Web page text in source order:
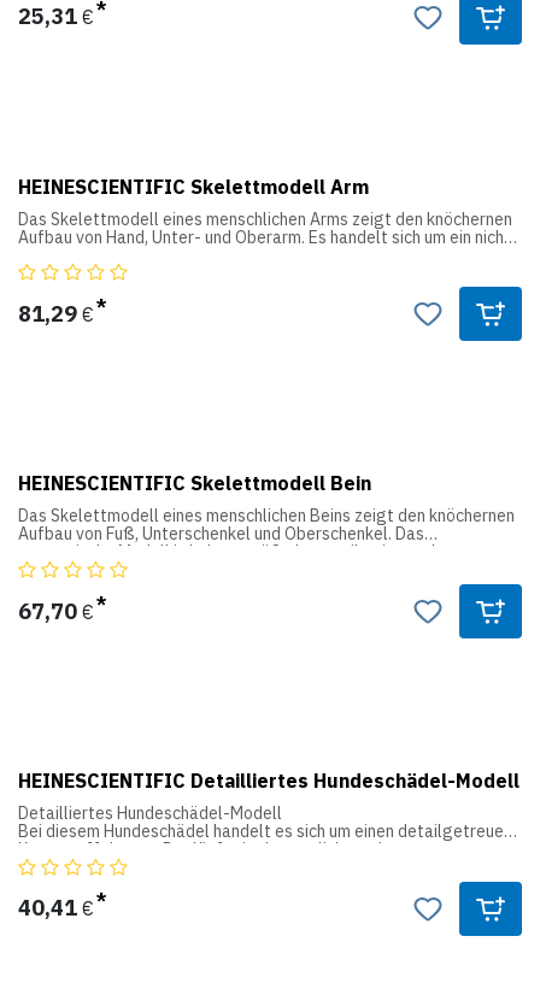
montiert und abnehmbar. Das Mini-Skelettmodell wird mit
passendem Stativ geliefert und ist ca. 42cm hoch.
25,31 €
HEINESCIENTIFIC Skelettmodell Arm
Das Skelettmodell eines menschlichen Arms zeigt den knöchernen
Aufbau von Hand, Unter- und Oberarm. Es handelt sich um ein nicht
Skelettmodell eines menschlichen Arms
Detaillierte Darstellung - ideal für den Einsatz in der Orthopädie
81,29 €
HEINESCIENTIFIC Skelettmodell Bein
Das Skelettmodell eines menschlichen Beins zeigt den knöchernen
Aufbau von Fuß, Unterschenkel und Oberschenkel. Das
anatomische Modell in Lebensgröße kann teilweise zerlegt
werden.
Produktdetails:
67,70 €
HEINESCIENTIFIC Detailliertes Hundeschädel-Modell
Detailliertes Hundeschädel-Modell
Bei diesem Hundeschädel handelt es sich um einen detailgetreuen
Kunststoffabguss. Der Kiefer ist beweglich, so dass
Bewegungsabläufe dargestellt werden können. Fest auf weißen
40,41 €